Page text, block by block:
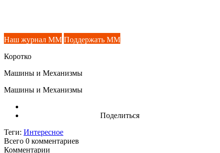
Наш журнал ММ Поддержать ММ
Коротко
Машины и Механизмы
Машины и Механизмы
Поделиться
Теги: Интересное
Всего 0 комментариев
Комментарии